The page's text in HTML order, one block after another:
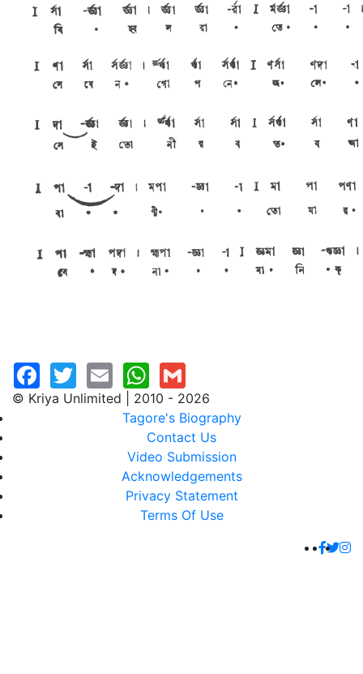
© Kriya Unlimited | 2010 - 2026
Tagore's Biography
Contact Us
Video Submission
Acknowledgements
Privacy Statement
Terms Of Use